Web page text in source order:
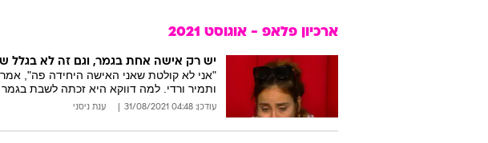
ארכיון פלאפ - אוגוסט 2021
יש רק אישה אחת בגמר, וגם זה לא בגלל
"אני לא קולטת שאני האישה היחידה פה",
ותמיר ורדי. למה דווקא היא זכתה לשבת
עודכן: 04:48 31/08/2021 ענת ניסני